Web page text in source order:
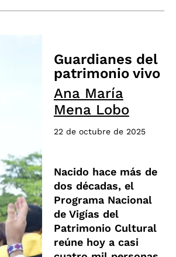
Guardianes del
patrimonio vivo
Ana María
Mena Lobo
22 de octubre de 2025
Nacido hace más de
dos décadas, el
Programa Nacional
de Vigías del
Patrimonio Cultural
reúne hoy a casi